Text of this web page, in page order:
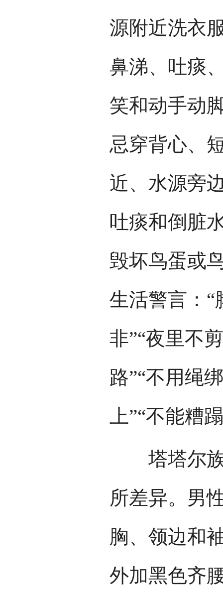
源附近洗衣
鼻涕、吐痰
笑和动手动
忌穿背心、
近、水源旁
吐痰和倒脏
毁坏鸟蛋或
生活警言：“
非”“夜里不
路”“不用绳
上”“不能糟
塔塔尔族
所差异。男
胸、领边和
外加黑色齐